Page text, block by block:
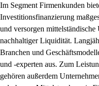
Im Segment Firmenkunden
Investitionsfinanzierung
und versorgen
nachhaltiger Liquidität.
Branchen und
und -experten aus. Zum
gehören außerdem